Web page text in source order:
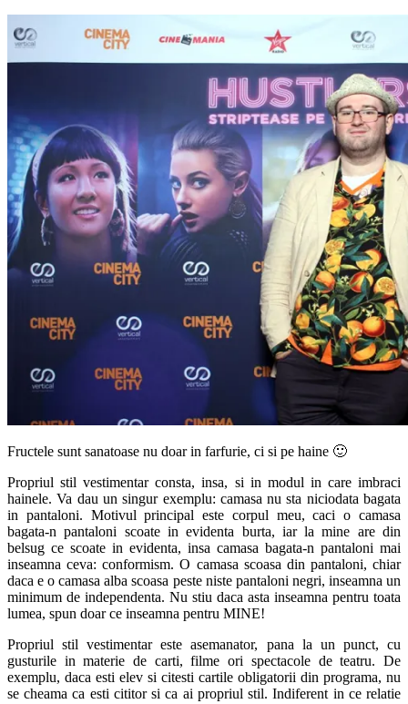
Fructele sunt sanatoase nu doar in farfurie, ci si pe haine 🙂
Propriul stil vestimentar consta, insa, si in modul in care imbraci
hainele. Va dau un singur exemplu: camasa nu sta niciodata bagata
in pantaloni. Motivul principal este corpul meu, caci o camasa
bagata-n pantaloni scoate in evidenta burta, iar la mine are din
belsug ce scoate in evidenta, insa camasa bagata-n pantaloni mai
inseamna ceva: conformism. O camasa scoasa din pantaloni, chiar
daca e o camasa alba scoasa peste niste pantaloni negri, inseamna un
minimum de independenta. Nu stiu daca asta inseamna pentru toata
lumea, spun doar ce inseamna pentru MINE!
Propriul stil vestimentar este asemanator, pana la un punct, cu
gusturile in materie de carti, filme ori spectacole de teatru. De
exemplu, daca esti elev si citesti cartile obligatorii din programa, nu
se cheama ca esti cititor si ca ai propriul stil. Indiferent in ce relatie